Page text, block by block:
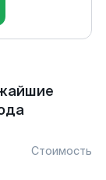
Стоимость